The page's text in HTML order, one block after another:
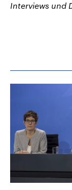
Interviews und